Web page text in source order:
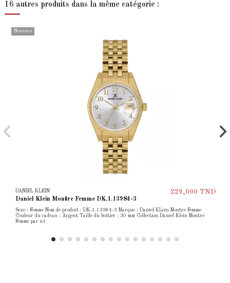
16 autres produits dans la même catégorie :
Nouveau
DANIEL KLEIN
Daniel Klein Montre Femme DK.1.13984-3
229,000 TND
Sexe : Femme Nom de produit : DK.1.13984-3 Marque : Daniel KLein Montre Femme
Couleur du cadran : Argent Taille du boîtier : 30 mm Collection Daniel Klein Montre
Femme par ici